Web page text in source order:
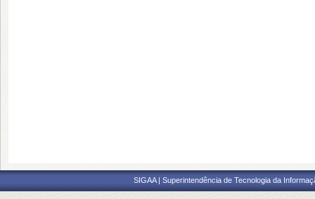
SIGAA | Superintendência de Tecnologia da